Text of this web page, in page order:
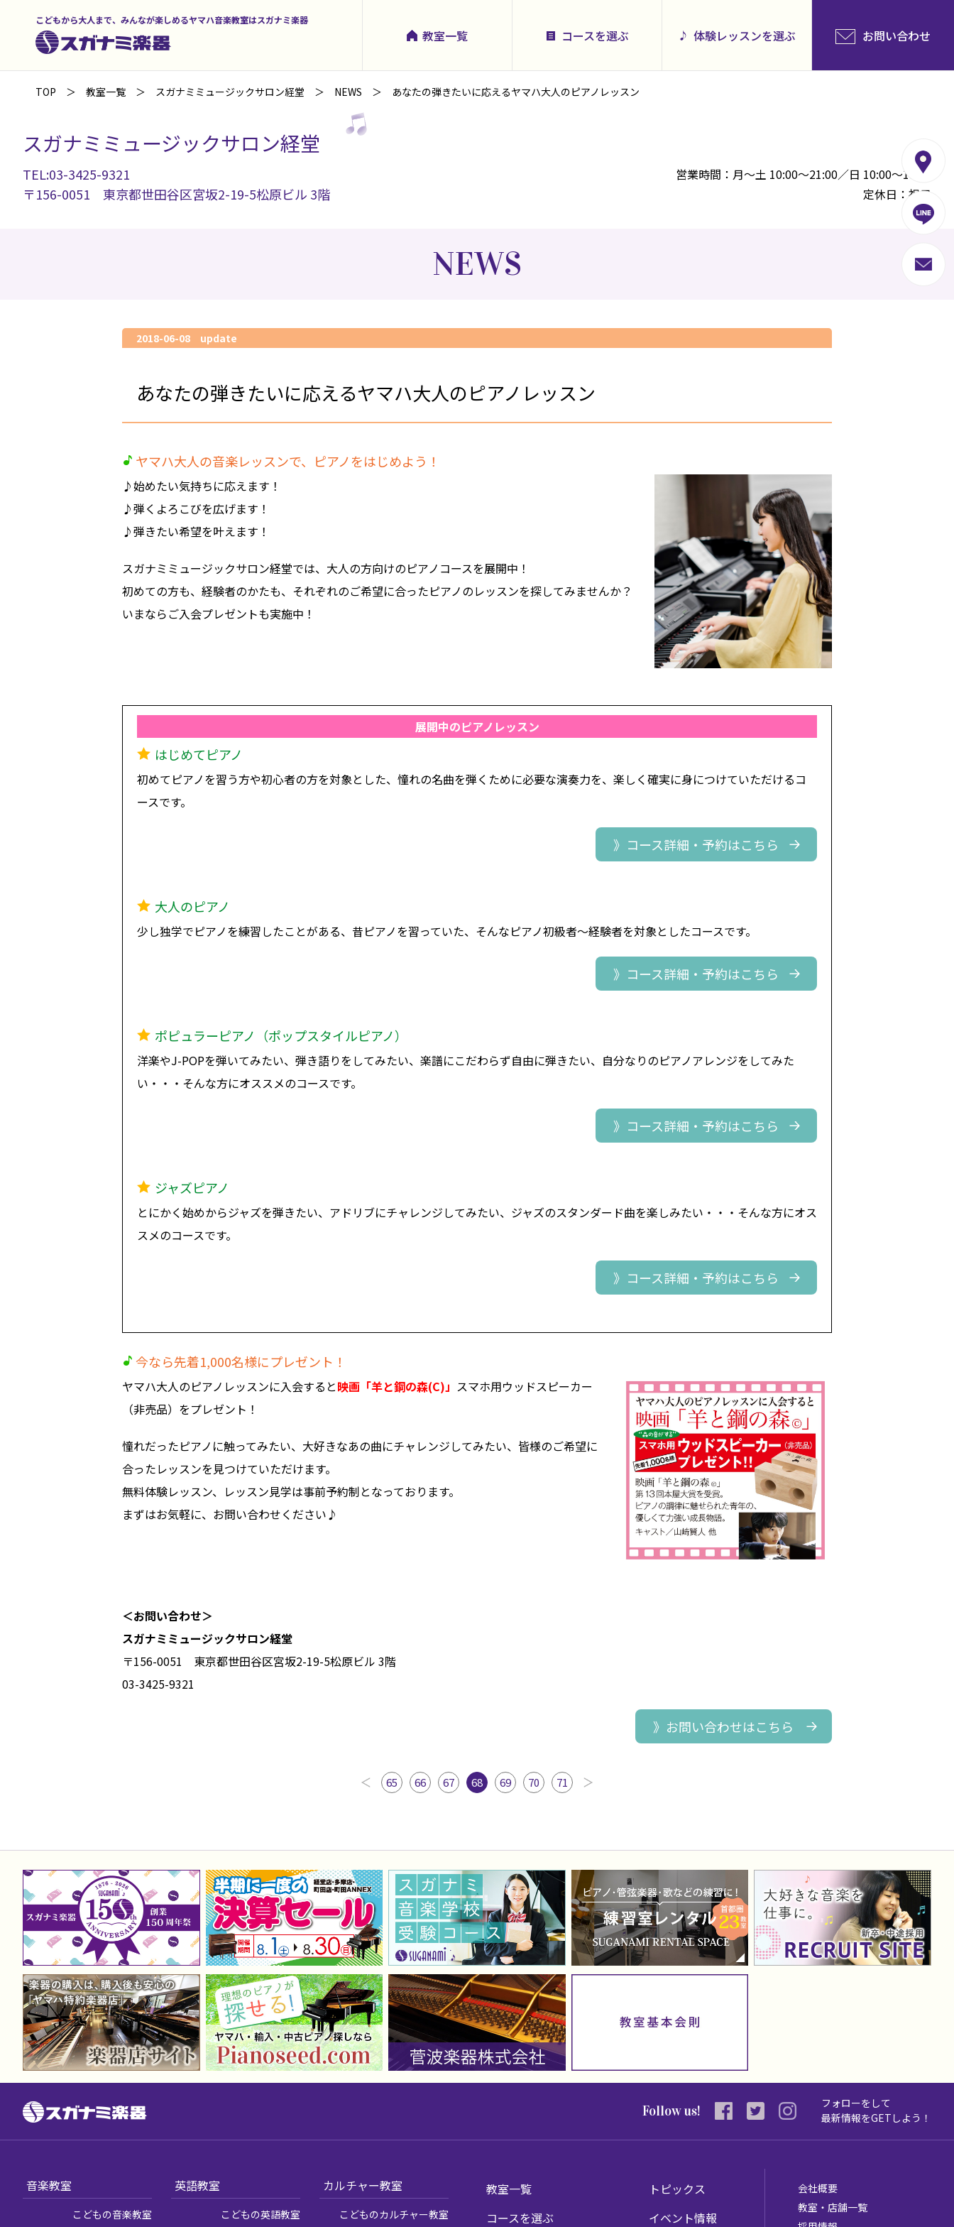
こどもから大人まで、みんなが楽しめるヤマハ音楽教室はスガナミ楽器
教室一覧 コースを選ぶ 体験レッスンを選ぶ お問い合わせ
TOP 教室一覧 スガナミミュージックサロン経堂 NEWS あなたの弾きたいに応えるヤマハ大人のピアノレッスン
スガナミミュージックサロン経堂
TEL:03-3425-9321
〒156-0051 東京都世田谷区宮坂2-19-5松原ビル 3階
営業時間：月～土 10:00～21:00／日 10:00～18:00
定休日：祝日
NEWS
2018-06-08 update
あなたの弾きたいに応えるヤマハ大人のピアノレッスン
ヤマハ大人の音楽レッスンで、ピアノをはじめよう！
♪始めたい気持ちに応えます！
♪弾くよろこびを広げます！
♪弾きたい希望を叶えます！
スガナミミュージックサロン経堂では、大人の方向けのピアノコースを展開中！
初めての方も、経験者のかたも、それぞれのご希望に合ったピアノのレッスンを探してみませんか？
いまならご入会プレゼントも実施中！
展開中のピアノレッスン
はじめてピアノ
初めてピアノを習う方や初心者の方を対象とした、憧れの名曲を弾くために必要な演奏力を、楽しく確実に身につけていただけるコ
ースです。
》コース詳細・予約はこちら
大人のピアノ
少し独学でピアノを練習したことがある、昔ピアノを習っていた、そんなピアノ初級者～経験者を対象としたコースです。
》コース詳細・予約はこちら
ポピュラーピアノ（ポップスタイルピアノ）
洋楽やJ-POPを弾いてみたい、弾き語りをしてみたい、楽譜にこだわらず自由に弾きたい、自分なりのピアノアレンジをしてみた
い・・・そんな方にオススメのコースです。
》コース詳細・予約はこちら
ジャズピアノ
とにかく始めからジャズを弾きたい、アドリブにチャレンジしてみたい、ジャズのスタンダード曲を楽しみたい・・・そんな方にオス
スメのコースです。
》コース詳細・予約はこちら
今なら先着1,000名様にプレゼント！
ヤマハ大人のピアノレッスンに入会すると映画「羊と鋼の森(C)」 スマホ用ウッドスピーカー
（非売品）をプレゼント！
憧れだったピアノに触ってみたい、大好きなあの曲にチャレンジしてみたい、皆様のご希望に
合ったレッスンを見つけていただけます。
無料体験レッスン、レッスン見学は事前予約制となっております。
まずはお気軽に、お問い合わせください♪
＜お問い合わせ＞
スガナミミュージックサロン経堂
〒156-0051 東京都世田谷区宮坂2-19-5松原ビル 3階
03-3425-9321
》お問い合わせはこちら
65 66 67 68 69 70 71
Follow us!
フォローをして
最新情報をGETしよう！
音楽教室
こどもの音楽教室
英語教室
こどもの英語教室
カルチャー教室
こどものカルチャー教室
教室一覧
コースを選ぶ
トピックス
イベント情報
会社概要
教室・店舗一覧